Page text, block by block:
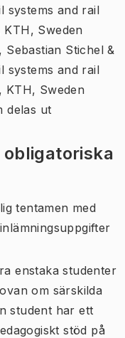
systems and rail
KTH, Sweden
Stichel &
systems and rail
KTH, Sweden
delas ut
tentamen med
enstaka studenter
om särskilda
student har ett
stöd på